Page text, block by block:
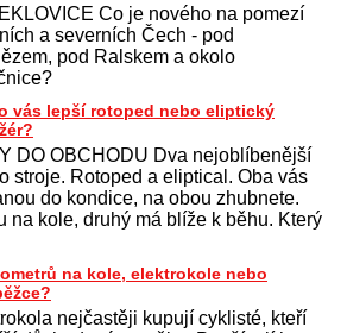
Co je nového na pomezí
a severních Čech - pod
pod Ralskem a okolo
vás lepší rotoped nebo eliptický
DO OBCHODU Dva nejoblíbenější
stroje. Rotoped a eliptical. Oba vás
do kondice, na obou zhubnete.
na kole, druhý má blíže k běhu. Který
na kole, elektrokole nebo
nejčastěji kupují cyklisté, kteří